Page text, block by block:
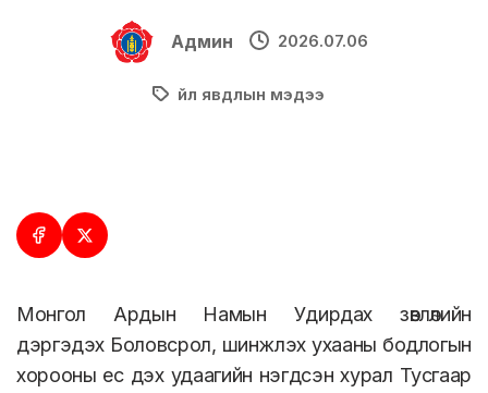
Админ 2026.07.06
Үйл явдлын мэдээ
Монгол Ардын Намын Удирдах зөвлөлийн
дэргэдэх Боловсрол, шинжлэх ухааны бодлогын
хорооны ес дэх удаагийн нэгдсэн хурал Тусгаар